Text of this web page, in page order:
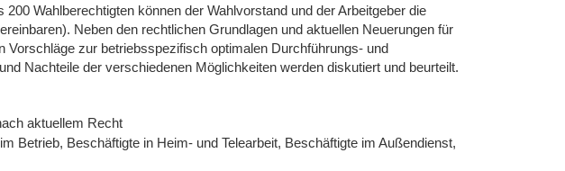
Wahlberechtigten können der Wahlvorstand und der Arbeitgeber die
Neben den rechtlichen Grundlagen und aktuellen Neuerungen für
Vorschläge zur betriebsspezifisch optimalen Durchführungs- und
Nachteile der verschiedenen Möglichkeiten werden diskutiert und beurteilt.
aktuellem Recht
Betrieb, Beschäftigte in Heim- und Telearbeit, Beschäftigte im Außendienst,